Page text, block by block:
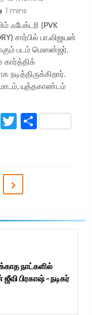
1 mins
ஃபேக்டரி (PVK
சார்பில் பா.விஜயன்
படம் மெஸன்ஜர்.
கார்த்திக்
நடித்திருக்கிறார்.
யுத்தகாண்டம்
TwitterShare
நாட்களில்
பிரகாஷ் – நடிகர்